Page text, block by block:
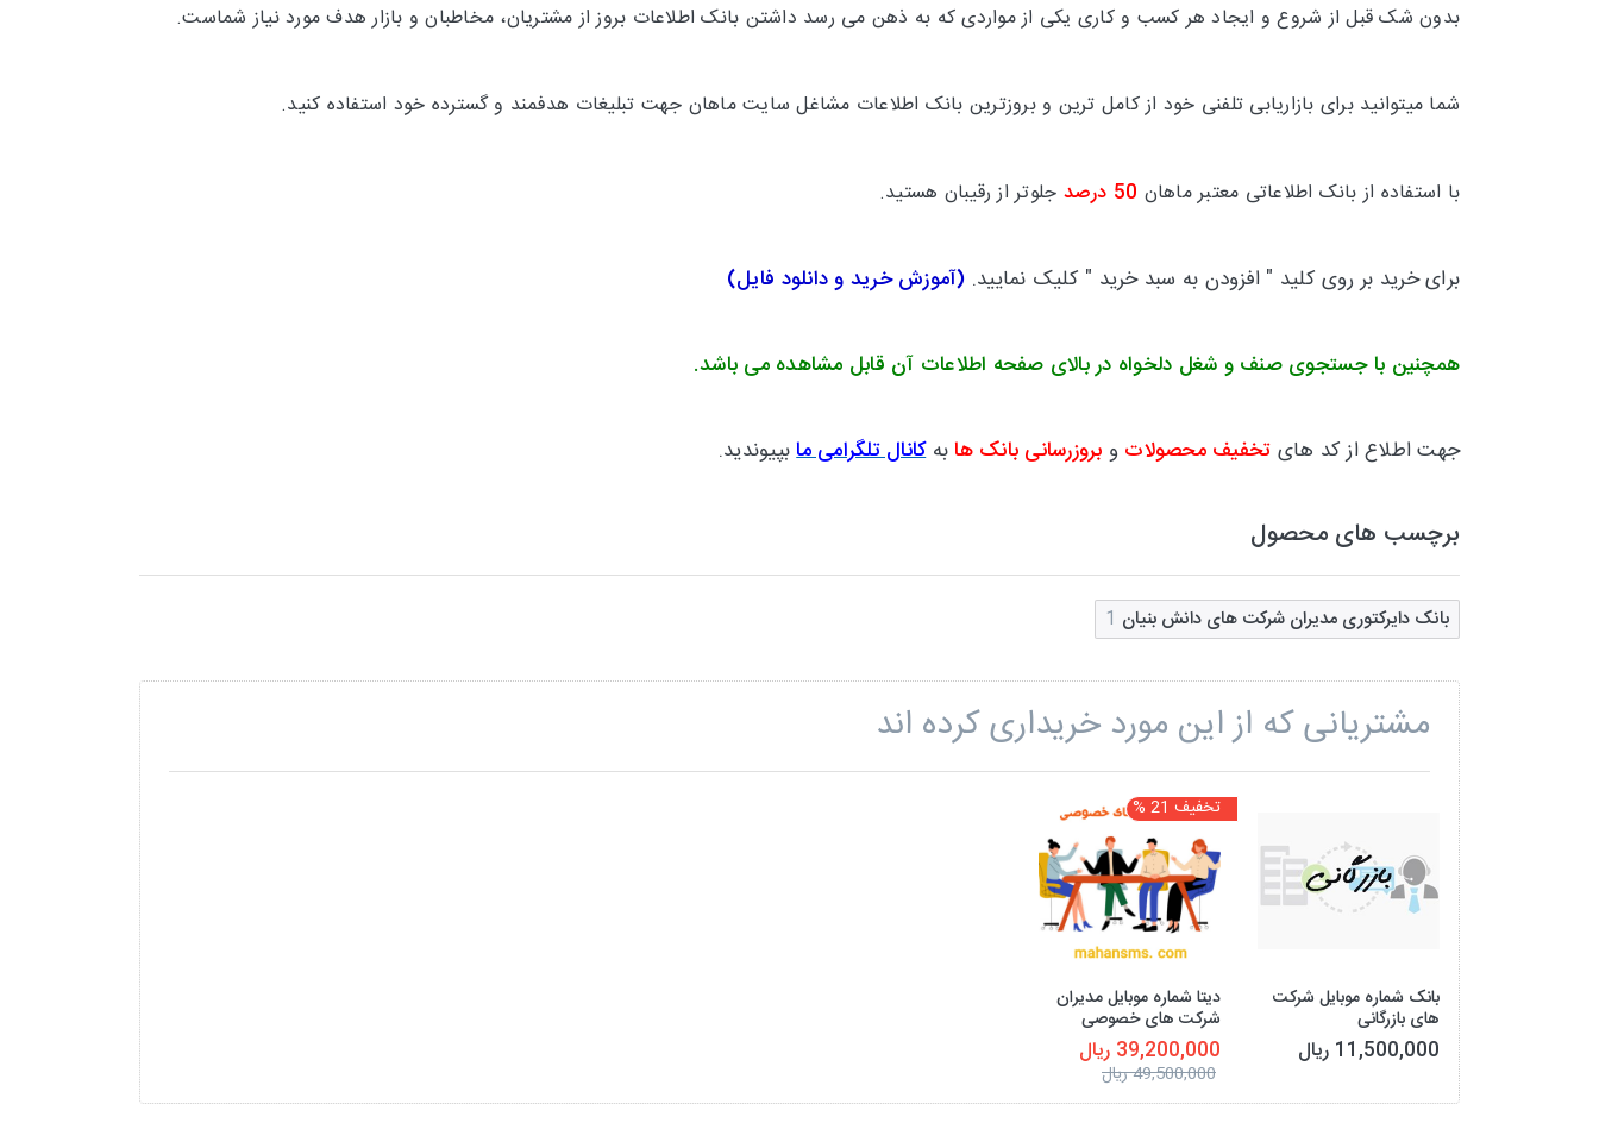
بدون شک قبل از شروع و ایجاد هر کسب و کاری یکی از مواردی که به ذهن می رسد داشتن بانک اطلاعات بروز از مشتریان، مخاطبان و بازار هدف مورد نیاز شماست.
شما میتوانید برای بازاریابی تلفنی خود از کامل ترین و بروزترین بانک اطلاعات مشاغل سایت ماهان جهت تبلیغات هدفمند و گسترده خود استفاده کنید.
با استفاده از بانک اطلاعاتی معتبر ماهان 50 درصد جلوتراز رقیبان هستید.
برای خرید بر روی کلید " افزودن به سبد خرید " کلیک نمایید. (آموزش خرید و دانلود فایل)
همچنین با جستجوی صنف و شغل دلخواه در بالای صفحه اطلاعات آن قابل مشاهده می باشد.
جهت اطلاع از کد های تخفیف محصولات و بروزرسانی بانک هابهکانال تلگرامی مابپیوندید.
برچسب های محصول
بانک دایرکتوری مدیران شرکت های دانش بنیان 1
مشتریانی که از این مورد خریداری کرده اند
بانک شماره موبایل شرکت
های بازرگانی
11,500,000 ریال
تخفیف 21 %
دیتا شماره موبایل مدیران
شرکت های خصوصی
39,200,000 ریال
49,500,000 ریال